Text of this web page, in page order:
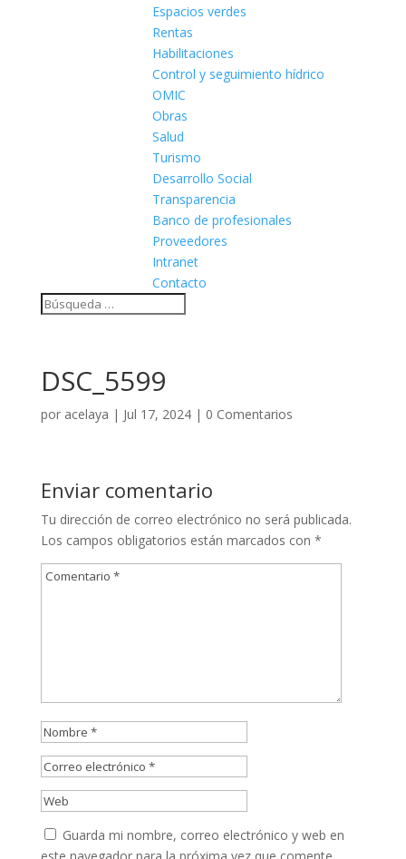
Espacios verdes
Rentas
Habilitaciones
Control y seguimiento hídrico
OMIC
Obras
Salud
Turismo
Desarrollo Social
Transparencia
Banco de profesionales
Proveedores
Intranet
Contacto
DSC_5599
por acelaya | Jul 17, 2024| 0 Comentarios
Enviar comentario
Tu dirección de correo electrónico no será publicada.
Los campos obligatorios están marcados con *
Guarda mi nombre, correo electrónico y web en